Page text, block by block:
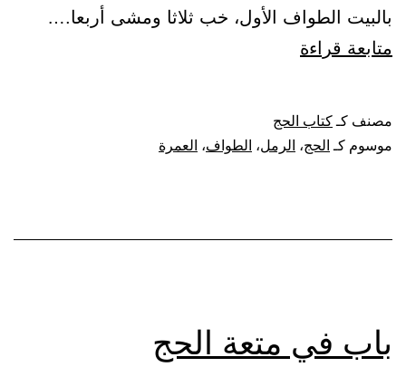
بالبيت الطواف الأول، خب ثلاثا ومشى أربعا.…
متابعة قراءة
في
الحج
مصنف كـ كتاب الحج
موسوم كـ الحج، الرمل، الطواف، العمرة
باب في متعة الحج